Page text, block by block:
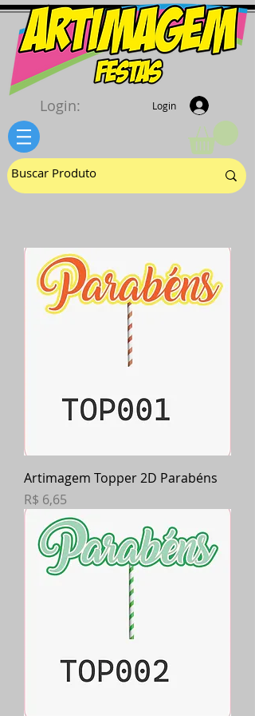
Login
Login:
Artimagem Topper 2D Parabéns
Preço
R$ 6,65